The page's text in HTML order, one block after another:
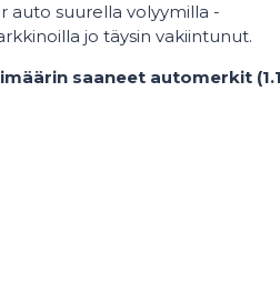
auto suurella volyymilla -
jo täysin vakiintunut.
saaneet automerkit